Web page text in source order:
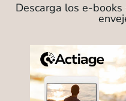
Descarga los e-